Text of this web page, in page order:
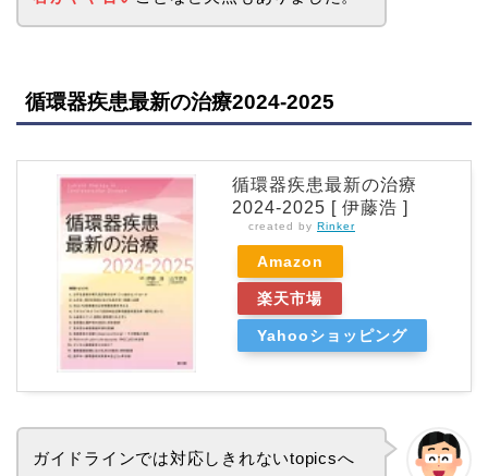
循環器疾患最新の治療2024-2025
循環器疾患最新の治療
2024-2025 [ 伊藤浩 ]
created by Rinker
Amazon
楽天市場
Yahooショッピング
ガイドラインでは対応しきれないtopicsへ